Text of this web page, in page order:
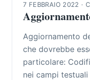
7 FEBBRAIO 2022 ·
Aggiornamento
che dovrebbe
particolare:
nei campi